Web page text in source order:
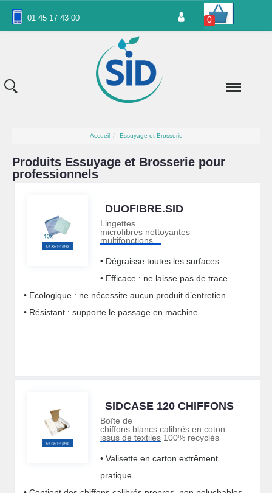
01 45 17 43 00 0
Accueil Essuyage et Brosserie
Produits Essuyage et Brosserie pour
professionnels
DUOFIBRE.SID
Lingettes
microfibres nettoyantes
multifonctions
• Dégraisse toutes les surfaces.
• Efficace : ne laisse pas de trace.
• Ecologique : ne nécessite aucun produit d’entretien.
• Résistant : supporte le passage en machine.
SIDCASE 120 CHIFFONS
Boîte de
chiffons blancs calibrés en coton
issus de textiles 100% recyclés
• Valisette en carton extrêment
pratique